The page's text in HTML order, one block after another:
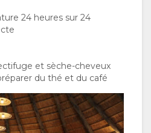
24 heures sur 24
et sèche-cheveux
du thé et du café